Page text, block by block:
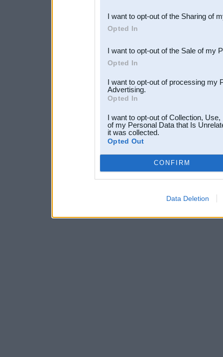
Downstream Participants
third parties.
I want to opt-out of the Sharing of
Opted In
I want to opt-out of the Sale of my
Opted In
I want to opt-out of processing my
Advertising.
Opted In
I want to opt-out of Collection,
of my Personal Data that Is
it was collected.
Opted Out
CONFIRM
Data Deletion